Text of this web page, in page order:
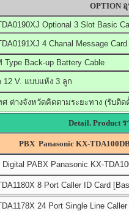
OPTION
Optional 3 Slot Basic
4 Chanal Message
Type Back-up Battery Cable
12 V. แบบแห้ง 3 ลูก
ศ ต่างจังหวัดคิดตามระยะทาง (รับติ
Detail. Product
PBX Panasonic KX-
PABX Panasonic KX-
8 Port Caller ID Card
24 Port Single Line